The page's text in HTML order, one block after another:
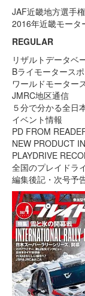
JAF近畿地方選手
2016年近畿モータ
REGULAR
リザルトデータベ
Bライモータース
ワールドモーター
JMRC地区通信
５分で分かる全日
イベント情報
PD FROM
NEW PRODUCT
PLAYDRIVE
全国のプレイドラ
編集後記・次号予